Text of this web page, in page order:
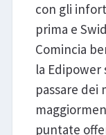
con gli
prima e
Comincia
la
passare dei
puntate